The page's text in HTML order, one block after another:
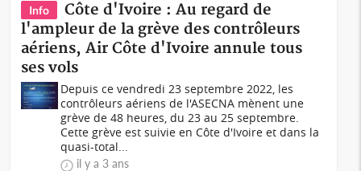
Info
Côte d'Ivoire : Au regard de
l'ampleur de la grève des contrôleurs
aériens, Air Côte d'Ivoire annule tous
ses vols
Depuis ce vendredi 23 septembre 2022, les
contrôleurs aériens de l'ASECNA mènent une
grève de 48 heures, du 23 au 25 septembre.
Cette grève est suivie en Côte d'Ivoire et dans la
quasi-total...
il y a 3 ans